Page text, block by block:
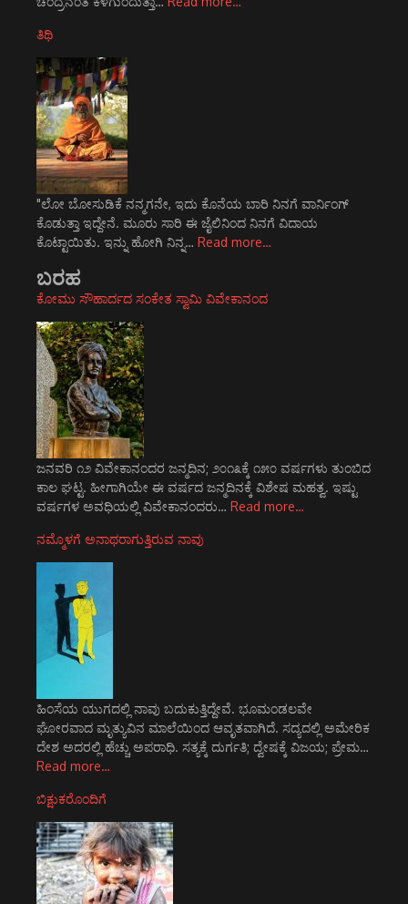
ತಿಥಿ
"ಲೋ ಬೋಸುಡಿಕೆ ನನ್ಮಗನೇ, ಇದು ಕೊನೆಯ ಬಾರಿ ನಿನಗೆ ವಾರ್ನಿಂಗ್
ಕೊಡುತ್ತಾ ಇದ್ದೇನೆ. ಮೂರು ಸಾರಿ ಈ ಜೈಲಿನಿಂದ ನಿನಗೆ ವಿದಾಯ
ಕೊಟ್ಟಾಯಿತು. ಇನ್ನು ಹೋಗಿ ನಿನ್ನ… Read more…
ಬರಹ
ಕೋಮು ಸೌಹಾರ್ದದ ಸಂಕೇತ ಸ್ವಾಮಿ ವಿವೇಕಾನಂದ
ಜನವರಿ ೧೨ ವಿವೇಕಾನಂದರ ಜನ್ಮದಿನ; ೨೦೧೩ಕ್ಕೆ ೧೫೦ ವರ್ಷಗಳು ತುಂಬಿದ
ಕಾಲ ಘಟ್ಟ. ಹೀಗಾಗಿಯೇ ಈ ವರ್ಷದ ಜನ್ಮದಿನಕ್ಕೆ ವಿಶೇಷ ಮಹತ್ವ. ಇಷ್ಟು
ವರ್ಷಗಳ ಅವಧಿಯಲ್ಲಿ ವಿವೇಕಾನಂದರು… Read more…
ನಮ್ಮೊಳಗೆ ಅನಾಥರಾಗುತ್ತಿರುವ ನಾವು
ಹಿಂಸೆಯ ಯುಗದಲ್ಲಿ ನಾವು ಬದುಕುತ್ತಿದ್ದೇವೆ. ಭೂಮಂಡಲವೇ
ಘೋರವಾದ ಮೃತ್ಯುವಿನ ಮಾಲೆಯಿಂದ ಆವೃತವಾಗಿದೆ. ಸದ್ಯದಲ್ಲಿ ಅಮೇರಿಕ
ದೇಶ ಅದರಲ್ಲಿ ಹೆಚ್ಚು ಅಪರಾಧಿ. ಸತ್ಯಕ್ಕೆ ದುರ್ಗತಿ; ದ್ವೇಷಕ್ಕೆ ವಿಜಯ; ಪ್ರೇಮ…
Read more…
ಬಿಕ್ಷುಕರೊಂದಿಗೆ